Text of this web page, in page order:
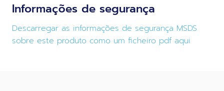
Informações de segurança
Descarregar as informações de segurança MSDS
sobre este produto como um ficheiro pdf aqui